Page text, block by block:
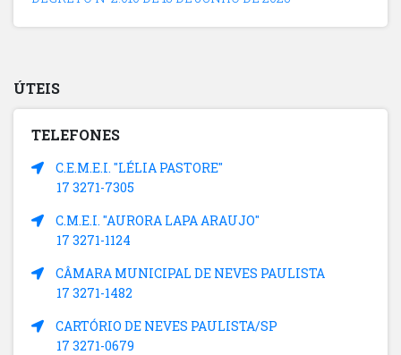
ÚTEIS
TELEFONES
C.E.M.E.I. "LÉLIA PASTORE"
17 3271-7305
C.M.E.I. "AURORA LAPA ARAUJO"
17 3271-1124
CÂMARA MUNICIPAL DE NEVES PAULISTA
17 3271-1482
CARTÓRIO DE NEVES PAULISTA/SP
17 3271-0679